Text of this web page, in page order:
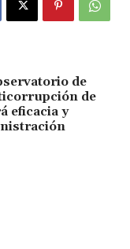
de
de
eficacia y